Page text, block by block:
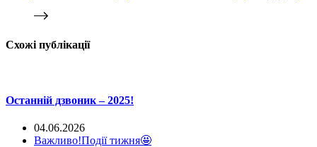
Схожі публікації
Останній дзвоник – 2025!
04.06.2026
Важливо!Події тижня🤩